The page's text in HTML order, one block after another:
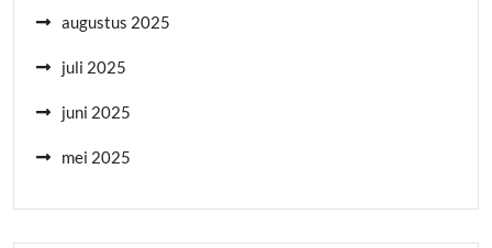
augustus 2025
juli 2025
juni 2025
mei 2025